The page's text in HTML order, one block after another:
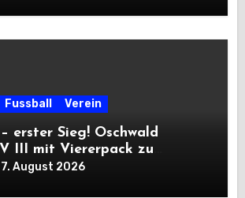
Fussball Verein
erster Sieg! Oschwald
III mit Viererpack zu
7. August 2026